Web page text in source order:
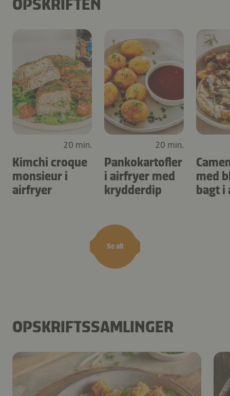
OPSKRIFTEN
Se alt
20 min.
Kimchi croque
monsieur i
airfryer
20 min.
Pankokartofler
i airfryer med
krydderdip
med
bagt i
OPSKRIFTSSAMLINGER